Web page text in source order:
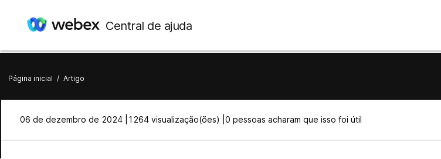
Central de ajuda
Página inicial / Artigo
06 de dezembro de 2024 | 1264 visualização(ões) | 0 pessoas acharam que isso foi útil